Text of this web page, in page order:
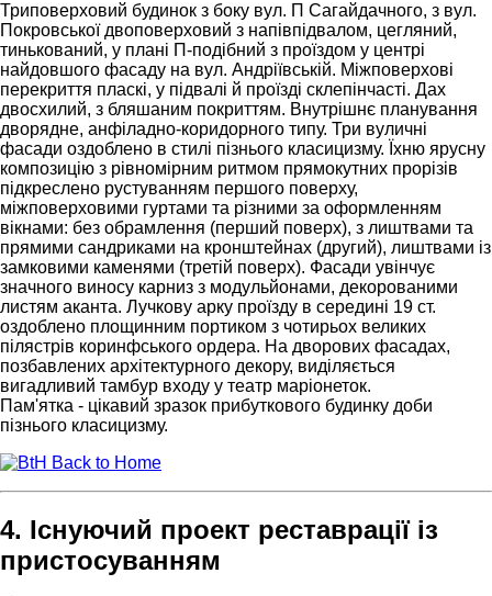
Триповерховий будинок з боку вул. П Сагайдачного, з вул.
Покровської двоповерховий з напівпідвалом, цегляний,
тинькований, у плані П-подібний з проїздом у центрі
найдовшого фасаду на вул. Андріївській. Міжповерхові
перекриття пласкі, у підвалі й проїзді склепінчасті. Дах
двосхилий, з бляшаним покриттям. Внутрішнє планування
дворядне, анфіладно-коридорного типу. Три вуличні
фасади оздоблено в стилі пізнього класицизму. Їхню ярусну
композицію з рівномірним ритмом прямокутних прорізів
підкреслено рустуванням першого поверху,
міжповерховими гуртами та різними за оформленням
вікнами: без обрамлення (перший поверх), з лиштвами та
прямими сандриками на кронштейнах (другий), лиштвами із
замковими каменями (третій поверх). Фасади увінчує
значного виносу карниз з модульйонами, декорованими
листям аканта. Лучкову арку проїзду в середині 19 ст.
оздоблено площинним портиком з чотирьох великих
пілястрів коринфського ордера. На дворових фасадах,
позбавлених архітектурного декору, виділяється
вигадливий тамбур входу у театр маріонеток.
Пам'ятка - цікавий зразок прибуткового будинку доби
пізнього класицизму.
Back to Home
4. Існуючий проект реставрації із
пристосуванням